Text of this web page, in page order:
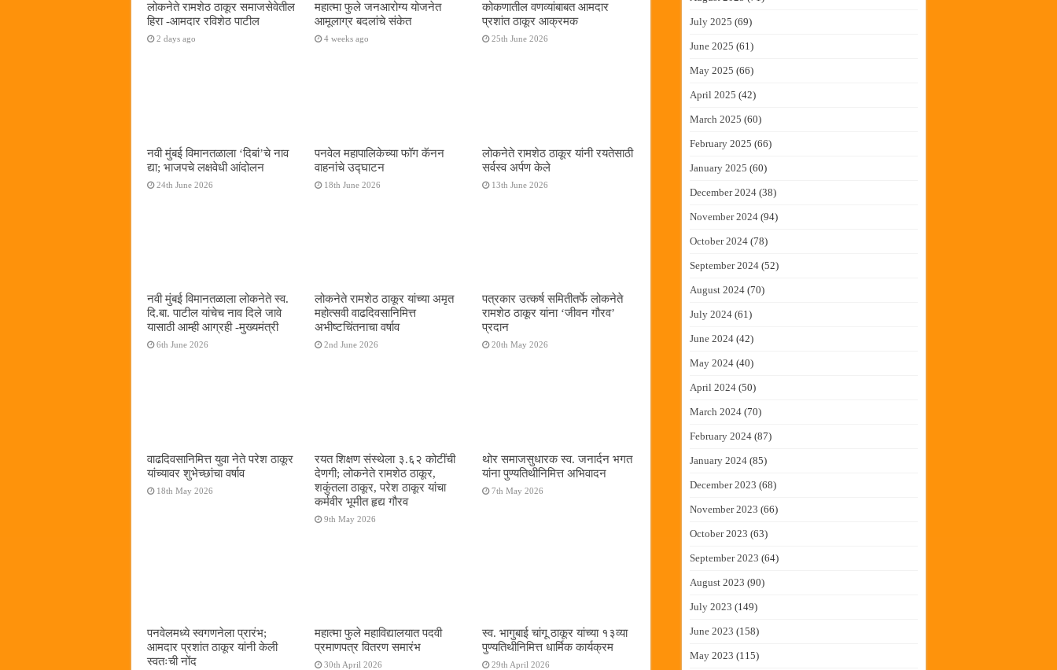
लोकनेते रामशेठ ठाकूर समाजसेवेतील
हिरा -आमदार रविशेठ पाटील
2 days ago
महात्मा फुले जनआरोग्य योजनेत
आमूलाग्र बदलांचे संकेत
4 weeks ago
कोकणातील वणव्यांबाबत आमदार
प्रशांत ठाकूर आक्रमक
25th June 2026
नवी मुंबई विमानतळाला ‌‘दिबां‌’चे नाव
द्या; भाजपचे लक्षवेधी आंदोलन
24th June 2026
पनवेल महापालिकेच्या फॉग कॅनन
वाहनांचे उद्घाटन
18th June 2026
लोकनेते रामशेठ ठाकूर यांनी रयतेसाठी
सर्वस्व अर्पण केले
13th June 2026
नवी मुंबई विमानतळाला लोकनेते स्व.
दि.बा. पाटील यांचेच नाव दिले जावे
यासाठी आम्ही आग्रही -मुख्यमंत्री
6th June 2026
लोकनेते रामशेठ ठाकूर यांच्या अमृत
महोत्सवी वाढदिवसानिमित्त
अभीष्टचिंतनाचा वर्षाव
2nd June 2026
पत्रकार उत्कर्ष समितीतर्फे लोकनेते
रामशेठ ठाकूर यांना ‌‘जीवन गौरव‌’
प्रदान
20th May 2026
वाढदिवसानिमित्त युवा नेते परेश ठाकूर
यांच्यावर शुभेच्छांचा वर्षाव
18th May 2026
रयत शिक्षण संस्थेला ३.६२ कोटींची
देणगी; लोकनेते रामशेठ ठाकूर,
शकुंतला ठाकूर, परेश ठाकूर यांचा
कर्मवीर भूमीत हृद्य गौरव
9th May 2026
थोर समाजसुधारक स्व. जनार्दन भगत
यांना पुण्यतिथीनिमित्त अभिवादन
7th May 2026
पनवेलमध्ये स्वगणनेला प्रारंभ;
आमदार प्रशांत ठाकूर यांनी केली
स्वतःची नोंद
महात्मा फुले महाविद्यालयात पदवी
प्रमाणपत्र वितरण समारंभ
30th April 2026
स्व. भागुबाई चांगू ठाकूर यांच्या १३व्या
पुण्यतिथीनिमित्त धार्मिक कार्यक्रम
29th April 2026
July 2025 (69)
June 2025 (61)
May 2025 (66)
April 2025 (42)
March 2025 (60)
February 2025 (66)
January 2025 (60)
December 2024 (38)
November 2024 (94)
October 2024 (78)
September 2024 (52)
August 2024 (70)
July 2024 (61)
June 2024 (42)
May 2024 (40)
April 2024 (50)
March 2024 (70)
February 2024 (87)
January 2024 (85)
December 2023 (68)
November 2023 (66)
October 2023 (63)
September 2023 (64)
August 2023 (90)
July 2023 (149)
June 2023 (158)
May 2023 (115)